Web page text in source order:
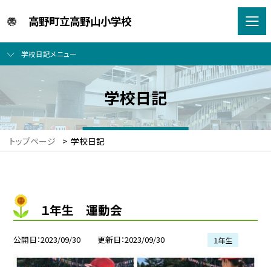
高野町立高野山小学校
学校日記メニュー
学校日記
トップページ > 学校日記
１年生 運動会
公開日 2023/09/30 更新日 2023/09/30 １年生